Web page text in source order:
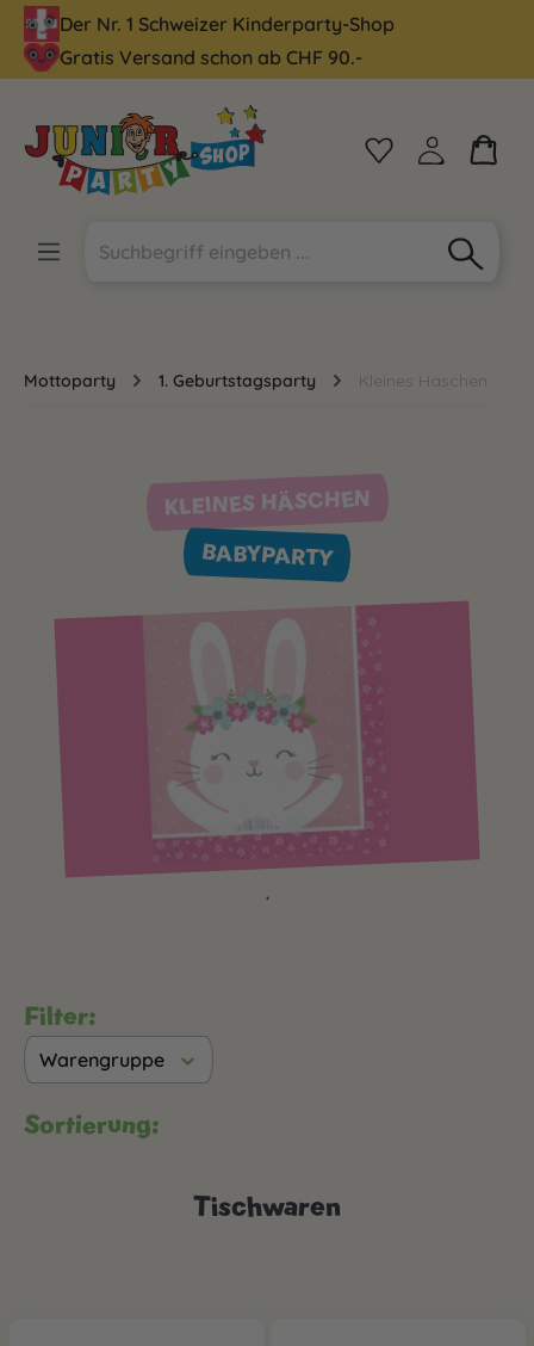
springen
Der Nr. 1 Schweizer Kinderparty-Shop
Gratis Versand schon ab CHF 90.-
Mottoparty 1. Geburtstagsparty Kleines Häschen
KLEINES HÄSCHEN
BABYPARTY
.
Filter:
Warengruppe
Sortierung:
Tischwaren